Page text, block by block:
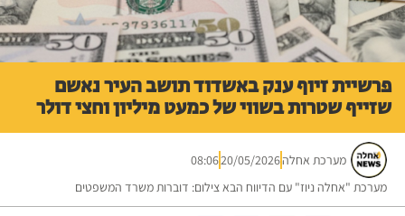
פרשיית זיוף ענק באשדוד תושב העיר נאשם
שזייף שטרות בשווי של כמעט מיליון וחצי דולר
מערכת אחלה20/05/2026
08:06
מערכת "אחלה ניוז" עם הדיווח הבא צילום: דוברות משרד המשפטים